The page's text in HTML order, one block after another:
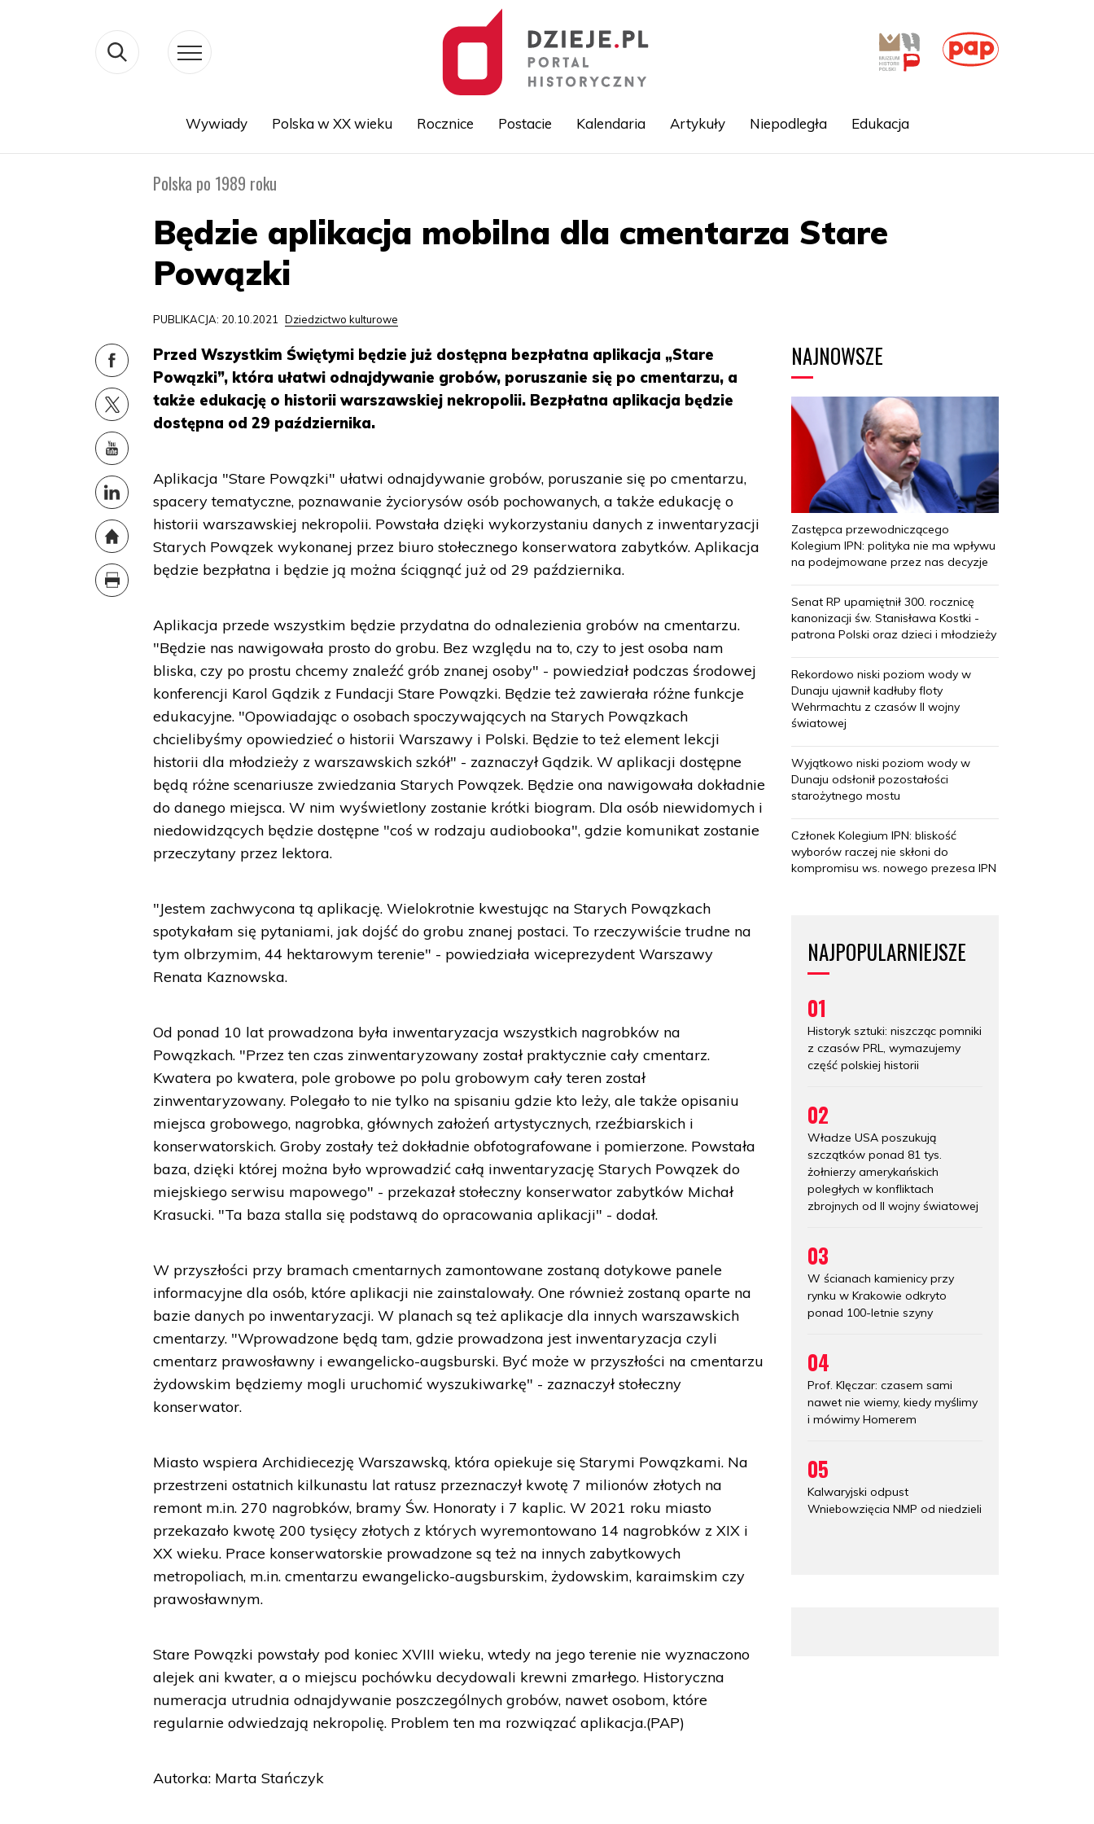
Wywiady Polska w XX wieku Rocznice Postacie Kalendaria Artykuły Niepodległa Edukacja
Polska po 1989 roku
Będzie aplikacja mobilna dla cmentarza Stare
Powązki
PUBLIKACJA: 20.10.2021 Dziedzictwo kulturowe
Przed Wszystkim Świętymi będzie już dostępna bezpłatna aplikacja „Stare
Powązki”, która ułatwi odnajdywanie grobów, poruszanie się po cmentarzu, a
także edukację o historii warszawskiej nekropolii. Bezpłatna aplikacja będzie
dostępna od 29 października.
Aplikacja "Stare Powązki" ułatwi odnajdywanie grobów, poruszanie się po cmentarzu,
spacery tematyczne, poznawanie życiorysów osób pochowanych, a także edukację o
historii warszawskiej nekropolii. Powstała dzięki wykorzystaniu danych z inwentaryzacji
Starych Powązek wykonanej przez biuro stołecznego konserwatora zabytków. Aplikacja
będzie bezpłatna i będzie ją można ściągnąć już od 29 października.
Aplikacja przede wszystkim będzie przydatna do odnalezienia grobów na cmentarzu.
"Będzie nas nawigowała prosto do grobu. Bez względu na to, czy to jest osoba nam
bliska, czy po prostu chcemy znaleźć grób znanej osoby" - powiedział podczas środowej
konferencji Karol Gądzik z Fundacji Stare Powązki. Będzie też zawierała różne funkcje
edukacyjne. "Opowiadając o osobach spoczywających na Starych Powązkach
chcielibyśmy opowiedzieć o historii Warszawy i Polski. Będzie to też element lekcji
historii dla młodzieży z warszawskich szkół" - zaznaczył Gądzik. W aplikacji dostępne
będą różne scenariusze zwiedzania Starych Powązek. Będzie ona nawigowała dokładnie
do danego miejsca. W nim wyświetlony zostanie krótki biogram. Dla osób niewidomych i
niedowidzących będzie dostępne "coś w rodzaju audiobooka", gdzie komunikat zostanie
przeczytany przez lektora.
"Jestem zachwycona tą aplikację. Wielokrotnie kwestując na Starych Powązkach
spotykałam się pytaniami, jak dojść do grobu znanej postaci. To rzeczywiście trudne na
tym olbrzymim, 44 hektarowym terenie" - powiedziała wiceprezydent Warszawy
Renata Kaznowska.
Od ponad 10 lat prowadzona była inwentaryzacja wszystkich nagrobków na
Powązkach. "Przez ten czas zinwentaryzowany został praktycznie cały cmentarz.
Kwatera po kwatera, pole grobowe po polu grobowym cały teren został
zinwentaryzowany. Polegało to nie tylko na spisaniu gdzie kto leży, ale także opisaniu
miejsca grobowego, nagrobka, głównych założeń artystycznych, rzeźbiarskich i
konserwatorskich. Groby zostały też dokładnie obfotografowane i pomierzone. Powstała
baza, dzięki której można było wprowadzić całą inwentaryzację Starych Powązek do
miejskiego serwisu mapowego" - przekazał stołeczny konserwator zabytków Michał
Krasucki. "Ta baza stalla się podstawą do opracowania aplikacji" - dodał.
W przyszłości przy bramach cmentarnych zamontowane zostaną dotykowe panele
informacyjne dla osób, które aplikacji nie zainstalowały. One również zostaną oparte na
bazie danych po inwentaryzacji. W planach są też aplikacje dla innych warszawskich
cmentarzy. "Wprowadzone będą tam, gdzie prowadzona jest inwentaryzacja czyli
cmentarz prawosławny i ewangelicko-augsburski. Być może w przyszłości na cmentarzu
żydowskim będziemy mogli uruchomić wyszukiwarkę" - zaznaczył stołeczny
konserwator.
Miasto wspiera Archidiecezję Warszawską, która opiekuje się Starymi Powązkami. Na
przestrzeni ostatnich kilkunastu lat ratusz przeznaczył kwotę 7 milionów złotych na
remont m.in. 270 nagrobków, bramy Św. Honoraty i 7 kaplic. W 2021 roku miasto
przekazało kwotę 200 tysięcy złotych z których wyremontowano 14 nagrobków z XIX i
XX wieku. Prace konserwatorskie prowadzone są też na innych zabytkowych
metropoliach, m.in. cmentarzu ewangelicko-augsburskim, żydowskim, karaimskim czy
prawosławnym.
Stare Powązki powstały pod koniec XVIII wieku, wtedy na jego terenie nie wyznaczono
alejek ani kwater, a o miejscu pochówku decydowali krewni zmarłego. Historyczna
numeracja utrudnia odnajdywanie poszczególnych grobów, nawet osobom, które
regularnie odwiedzają nekropolię. Problem ten ma rozwiązać aplikacja.(PAP)
Autorka: Marta Stańczyk
NAJNOWSZE
Zastępca przewodniczącego
Kolegium IPN: polityka nie ma wpływu
na podejmowane przez nas decyzje
Senat RP upamiętnił 300. rocznicę
kanonizacji św. Stanisława Kostki -
patrona Polski oraz dzieci i młodzieży
Rekordowo niski poziom wody w
Dunaju ujawnił kadłuby floty
Wehrmachtu z czasów II wojny
światowej
Wyjątkowo niski poziom wody w
Dunaju odsłonił pozostałości
starożytnego mostu
Członek Kolegium IPN: bliskość
wyborów raczej nie skłoni do
kompromisu ws. nowego prezesa IPN
NAJPOPULARNIEJSZE
01
Historyk sztuki: niszcząc pomniki
z czasów PRL, wymazujemy
część polskiej historii
02
Władze USA poszukują
szczątków ponad 81 tys.
żołnierzy amerykańskich
poległych w konfliktach
zbrojnych od II wojny światowej
03
W ścianach kamienicy przy
rynku w Krakowie odkryto
ponad 100-letnie szyny
04
Prof. Klęczar: czasem sami
nawet nie wiemy, kiedy myślimy
i mówimy Homerem
05
Kalwaryjski odpust
Wniebowzięcia NMP od niedzieli